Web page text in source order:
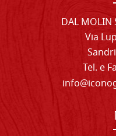
DAL MOLIN
Via
Tel. e